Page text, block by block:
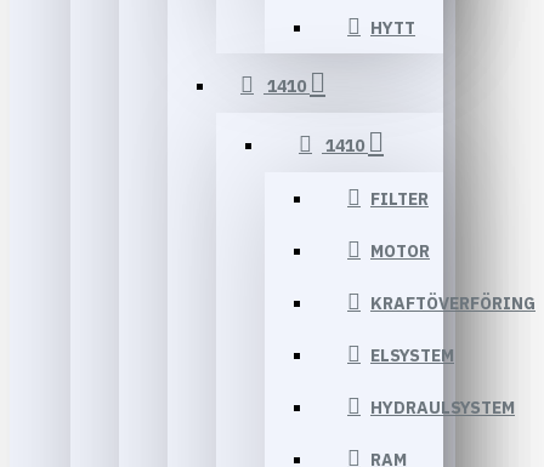
HYTT
1410
1410
FILTER
MOTOR
KRAFTÖVERFÖRING
ELSYSTEM
HYDRAULSYSTEM
RAM